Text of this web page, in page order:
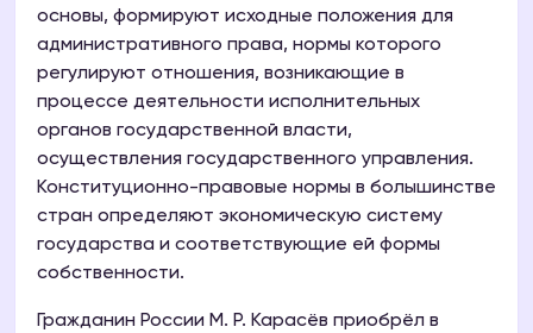
основы, формируют исходные положения для
административного права, нормы которого
регулируют отношения, возникающие в
процессе деятельности исполнительных
органов государственной власти,
осуществления государственного управления.
Конституционно-правовые нормы в болышинстве
стран определяют экономическую систему
государства и соответствующие ей формы
собственности.
Гражданин России М. Р. Карасёв приобрёл в